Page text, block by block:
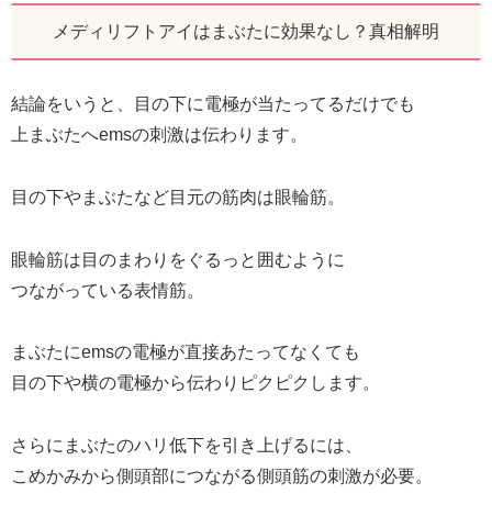
メディリフトアイはまぶたに効果なし？真相解明
結論をいうと、目の下に電極が当たってるだけでも
上まぶたへemsの刺激は伝わります。
目の下やまぶたなど目元の筋肉は眼輪筋。
眼輪筋は目のまわりをぐるっと囲むように
つながっている表情筋。
まぶたにemsの電極が直接あたってなくても
目の下や横の電極から伝わりピクピクします。
さらにまぶたのハリ低下を引き上げるには、
こめかみから側頭部につながる側頭筋の刺激が必要。